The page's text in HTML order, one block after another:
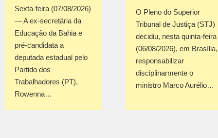
Sexta-feira (07/08/2026)
— A ex-secretária da
Educação da Bahia e
pré-candidata a
deputada estadual pelo
Partido dos
Trabalhadores (PT),
Rowenna…
O Pleno do Superior
Tribunal de Justiça (STJ)
decidiu, nesta quinta-feira
(06/08/2026), em Brasília,
responsabilizar
disciplinarmente o
ministro Marco Aurélio…